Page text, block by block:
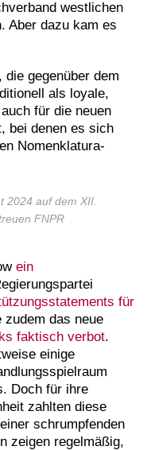
westlichen
Aber dazu kam es
gegenüber dem
als loyale,
für die neuen
bei denen es sich
Nomenklatura-
2024 auf dem XII.
FNPR
ein
für
zudem das neue
faktisch verbot.
einige
Doch für ihre
zahlten diese
schrumpfenden
zeigen regelmäßig,